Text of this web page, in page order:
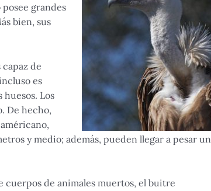
grandes
bien, sus
de
es
Los
De hecho,
y medio; además, pueden llegar a pesar un
cuerpos de animales muertos, el buitre